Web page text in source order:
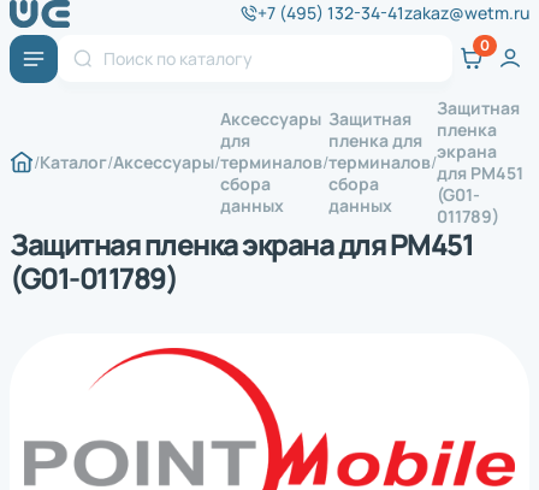
+7 (495) 132-34-41zakaz@wetm.ru
Каталог Аксессуары
Аксессуары
для
терминалов
сбора
данных
Защитная
пленка для
терминалов
сбора
данных
Защитная
пленка
экрана
для PM451
(G01-
011789)
Защитная пленка экрана для PM451
(G01-011789)